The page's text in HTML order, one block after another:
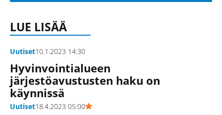
LUE LISÄÄ
Uutiset10.1.2023 14:30
Hyvinvointialueen
järjestöavustusten haku on
käynnissä
Uutiset18.4.2023 05:00